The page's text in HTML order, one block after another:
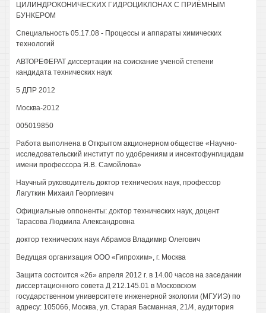
ЦИЛИНДРОКОНИЧЕСКИХ ГИДРОЦИКЛОНАХ С ПРИЁМНЫМ
БУНКЕРОМ
Специальность 05.17.08 - Процессы и аппараты химических
технологий
АВТОРЕФЕРАТ диссертации на соискание ученой степени
кандидата технических наук
5 ДПР 2012
Москва-2012
005019850
Работа выполнена в Открытом акционерном обществе «Научно-
исследовательский институт по удобрениям и инсектофунгицидам
имени профессора Я.В. Самойлова»
Научный руководитель доктор технических наук, профессор
Лагуткин Михаил Георгиевич
Официальные оппоненты: доктор технических наук, доцент
Тарасова Людмила Александровна
доктор технических наук Абрамов Владимир Олегович
Ведущая организация ООО «Гипрохим», г. Москва
Защита состоится «26» апреля 2012 г. в 14.00 часов на заседании
диссертационного совета Д 212.145.01 в Московском
государственном университете инженерной экологии (МГУИЭ) по
адресу: 105066, Москва, ул. Старая Басманная, 21/4, аудитория